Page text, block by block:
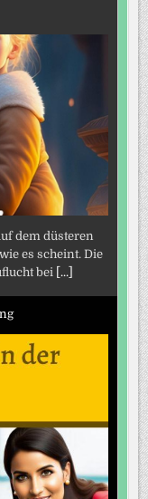
dem düsteren
es scheint. Die
bei
[...]